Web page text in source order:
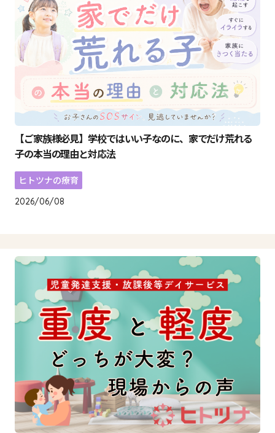
【ご家族様必見】学校ではいい子なのに、家でだけ荒れる
子の本当の理由と対応法
ヒトツナの療育
2026/06/08